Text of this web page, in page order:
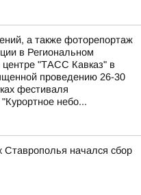
а также фоторепортаж
в Региональном
"ТАСС Кавказ" в
проведению 26-30
фестиваля
небо...
Ставрополья начался сбор